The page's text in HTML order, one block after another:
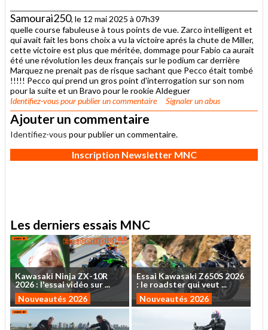
Samourai250, le 12 mai 2025 à 07h39
quelle course fabuleuse à tous points de vue. Zarco intelligent et
qui avait fait les bons choix a vu la victoire aprés la chute de Miller,
cette victoire est plus que méritée, dommage pour Fabio ca aurait
été une révolution les deux français sur le podium car derrière
Marquez ne prenait pas de risque sachant que Pecco était tombé
!!!!! Pecco qui prend un gros point d'interrogation sur son nom
pour la suite et un Bravo pour le rookie Aldeguer
Identifiez-vouspour publier un commentaire Signaler un abus
Ajouter un commentaire
Identifiez-vous pour publier un commentaire.
Inscription Newsletter MNC
Les derniers essais MNC
Kawasaki NinjaZX-10R
2026: l'essaividéo sur...
Nouveautés 2026
Essai KawasakiZ650S 2026
: le roadsterquiveut ...
Nouveautés 2026